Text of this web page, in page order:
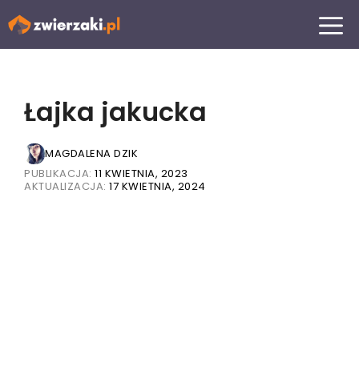
Przejdź
MENU
Łajka jakucka
MAGDALENA DZIK
PUBLIKACJA: 11 KWIETNIA, 2023
AKTUALIZACJA: 17 KWIETNIA, 2024